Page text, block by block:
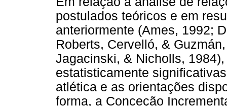
postulados teóricos e em
anteriormente (Ames, 1992;
Roberts, Cervelló, &
Jagacinski, & Nicholls,
estatisticamente
atlética e as orientações
forma, a Conceção